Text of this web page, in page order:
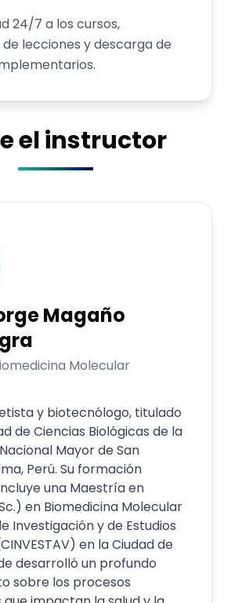
24/7 a los cursos,
lecciones y descarga de
el instructor
Magaño
Molecular
y biotecnólogo, titulado
de Ciencias Biológicas de la
Mayor de San
Perú. Su formación
una Maestría en
en Biomedicina Molecular
Investigación y de Estudios
en la Ciudad de
desarrolló un profundo
sobre los procesos